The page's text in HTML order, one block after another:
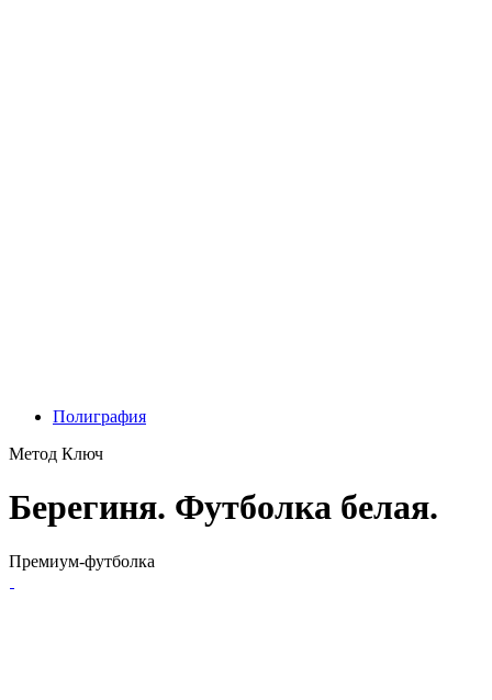
Полиграфия
Метод Ключ
Берегиня. Футболка белая.
Премиум-футболка